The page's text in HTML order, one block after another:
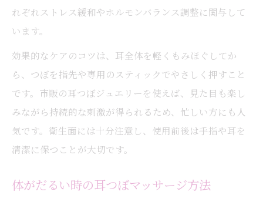
れぞれストレス緩和やホルモンバランス調整に関与して
います。
効果的なケアのコツは、耳全体を軽くもみほぐしてか
ら、つぼを指先や専用のスティックでやさしく押すこと
です。市販の耳つぼジュエリーを使えば、見た目も楽し
みながら持続的な刺激が得られるため、忙しい方にも人
気です。衛生面には十分注意し、使用前後は手指や耳を
清潔に保つことが大切です。
体がだるい時の耳つぼマッサージ方法